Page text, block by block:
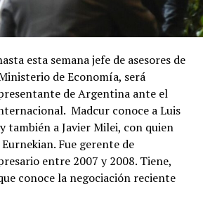
esta semana jefe de asesores de
de Economía, será
de Argentina ante el
Madcur conoce a Luis
también a Javier Milei, con quien
Fue gerente de
entre 2007 y 2008. Tiene,
conoce la negociación reciente